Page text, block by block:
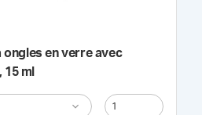
ongles en verre avec
ml